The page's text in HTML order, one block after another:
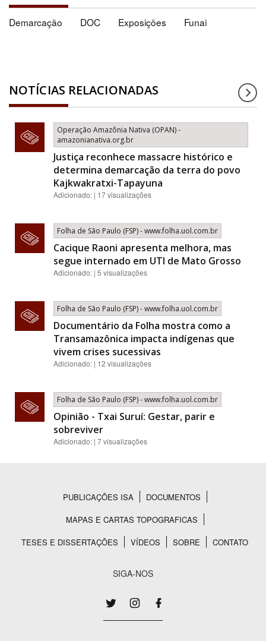
Demarcação DOC Exposições Funai
NOTÍCIAS RELACIONADAS
Operação Amazônia Nativa (OPAN) -
amazonianativa.org.br
Justiça reconhece massacre histórico e
determina demarcação da terra do povo
Kajkwakratxi-Tapayuna
Adicionado: | 17 visualizações
Folha de São Paulo (FSP) - www.folha.uol.com.br
Cacique Raoni apresenta melhora, mas
segue internado em UTI de Mato Grosso
Adicionado: | 5 visualizações
Folha de São Paulo (FSP) - www.folha.uol.com.br
Documentário da Folha mostra como a
Transamazônica impacta indígenas que
vivem crises sucessivas
Adicionado: | 12 visualizações
Folha de São Paulo (FSP) - www.folha.uol.com.br
Opinião - Txai Suruí: Gestar, parir e
sobreviver
Adicionado: | 7 visualizações
Rodapé
PUBLICAÇÕES ISA
DOCUMENTOS
MAPAS E CARTAS TOPOGRAFICAS
TESES E DISSERTAÇÕES
VÍDEOS SOBRE CONTATO
SIGA-NOS